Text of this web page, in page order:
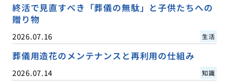
終活で見直すべき「葬儀の無駄」と子供たちへの
贈り物
2026.07.16 生活
葬儀用造花のメンテナンスと再利用の仕組み
2026.07.14 知識